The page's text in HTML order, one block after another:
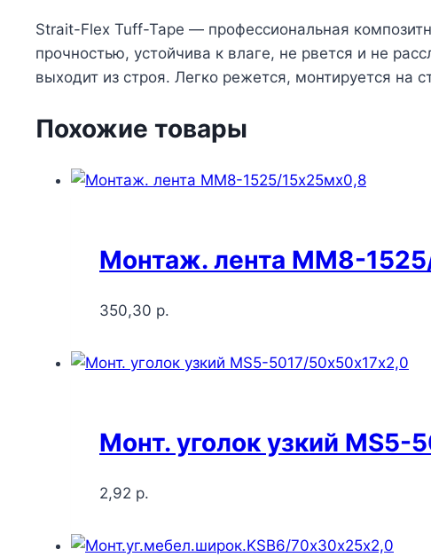
Strait-Flex Tuff-Tape — профессиональная
прочностью, устойчива к влаге, не рвется и не
выходит из строя. Легко режется, монтируется на
Похожие товары
Монтаж. лента MM8-
350,30 р.
Монт. уголок узкий MS5-
2,92 р.